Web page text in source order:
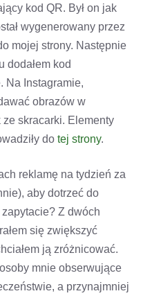
kod QR. Był on jak
wygenerowany przez
mojej strony. Następnie
dodałem kod
Na Instagramie,
obrazów w
ze skracarki. Elementy
do tej strony.
reklamę na tydzień za
aby dotrzeć do
Z dwóch
się zwiększyć
ją zróżnicować.
mnie obserwujące
a przynajmniej